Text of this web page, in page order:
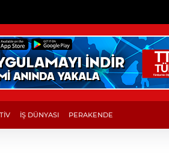
İŞ DÜNYASI PERAKENDE